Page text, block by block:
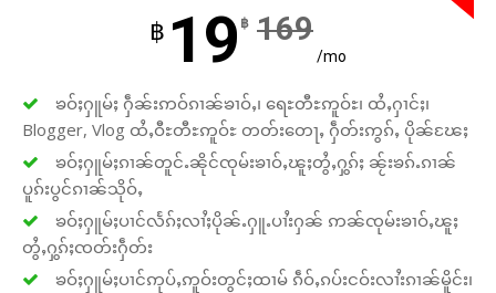
฿ 19 ฿ 169
/mo
ၶဝ်ႈႁူမ်ႈ ႁဵၼ်းဢဝ်ၵၢၼ်ၶၢဝ်ႇ၊ ရေႊတီႊဢူဝ်ႊ၊ ထႆႇႁၢင်ႈ၊
Blogger, Vlog ထႆႇဝီႊတီႊဢူဝ်ႊ တတ်းတေႃႇ ႁဵတ်းဢွၵ်ႇ ပိုၼ်ၽႄႈ
ၶဝ်ႈႁူမ်ႈၵၢၼ်တူင်ႉၼိုင်ၸုမ်းၶၢဝ်ႇၽူႈတွႆႇႁွၵ်ႈ ၼႂ်းၶၵ်ႉၵၢၼ်
ပူၵ်းပွင်ၵၢၼ်သိုဝ်ႇ
ၶဝ်ႈႁူမ်ႈပၢင်လႅၵ်ႈလၢႆႈပိုၼ်ႉႁူႉပၢႆးႁၼ် ဢၼ်ၸုမ်းၶၢဝ်ႇၽူႈ
တွႆႇႁွၵ်ႈၸတ်းႁဵတ်း
ၶဝ်ႈႁူမ်ႈပၢင်ဢုပ်ႇဢူဝ်းတွင်ႈထၢမ် ၵဵဝ်ႇၵပ်းငဝ်းလၢႆးၵၢၼ်မိူင်း၊